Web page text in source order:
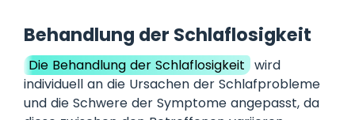
Behandlung der Schlaflosigkeit
Die Behandlung der Schlaflosigkeit wird
individuell an die Ursachen der Schlafprobleme
und die Schwere der Symptome angepasst, da